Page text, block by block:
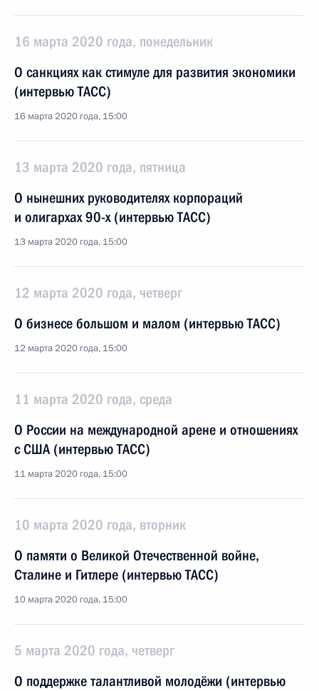
16 марта 2020 года, понедельник
О санкциях как стимуле для развития экономики
(интервью ТАСС)
16 марта 2020 года, 15:00
13 марта 2020 года, пятница
О нынешних руководителях корпораций
и олигархах 90-х (интервью ТАСС)
13 марта 2020 года, 15:00
12 марта 2020 года, четверг
О бизнесе большом и малом (интервью ТАСС)
12 марта 2020 года, 15:00
11 марта 2020 года, среда
О России на международной арене и отношениях
с США (интервью ТАСС)
11 марта 2020 года, 15:00
10 марта 2020 года, вторник
О памяти о Великой Отечественной войне,
Сталине и Гитлере (интервью ТАСС)
10 марта 2020 года, 15:00
5 марта 2020 года, четверг
О поддержке талантливой молодёжи (интервью